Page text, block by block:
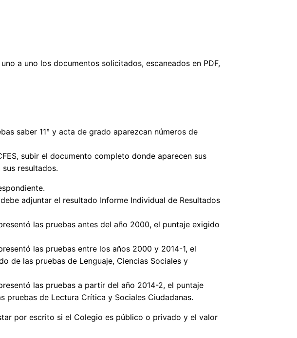
a uno los documentos solicitados, escaneados en PDF,
saber 11° y acta de grado aparezcan números de
subir el documento completo donde aparecen sus
resultados.
adjuntar el resultado Informe Individual de Resultados
las pruebas antes del año 2000, el puntaje exigido
las pruebas entre los años 2000 y 2014-1, el
de las pruebas de Lenguaje, Ciencias Sociales y
las pruebas a partir del año 2014-2, el puntaje
de Lectura Crítica y Sociales Ciudadanas.
por escrito si el Colegio es público o privado y el valor